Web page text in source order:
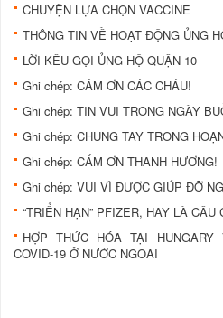
CHUYỆN LỰA CHỌN VACCINE
THÔNG TIN VỀ HOẠT ĐỘNG ỦNG
LỜI KÊU GỌI ỦNG HỘ QUẬN 10
Ghi chép: CÁM ƠN CÁC CHÁU!
Ghi chép: TIN VUI TRONG NGÀY
Ghi chép: CHUNG TAY TRONG
Ghi chép: CÁM ƠN THANH HƯƠNG!
Ghi chép: VUI VÌ ĐƯỢC GIÚP ĐỠ
“TRIỂN HẠN” PFIZER, HAY LÀ
HỢP THỨC HÓA TẠI HUNGARY
COVID-19 Ở NƯỚC NGOÀI